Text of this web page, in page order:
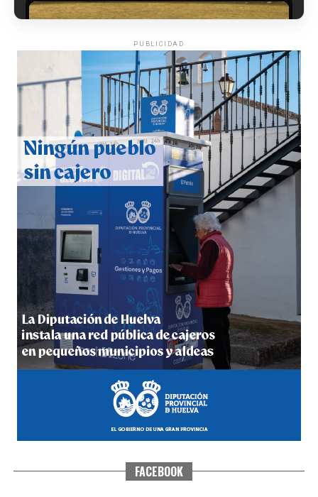
QUINTA CORRIDA DE LAS FIESTAS COLOMBINAS
2026
hace 3 días·Huelvatv
5º DÍA DE LAS FIESTAS COLOMBINAS 2026
hace 4 días·Huelvatv
CUARTA CORRIDA DE LAS FIESTAS COLOMBINAS
PUBLICIDAD
FACEBOOK